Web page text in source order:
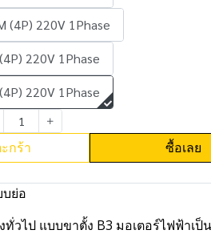
(4P) 220V 1Phase
220V 1Phase
220V 1Phase
กร้า
ซื้อเลย
ย่อ
วไป แบบขาตั้ง B3 มอเตอร์ไฟฟ้าเป็